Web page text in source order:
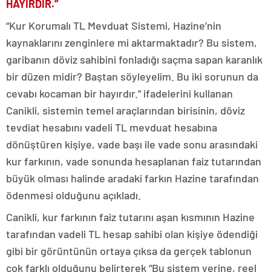
HAYIRDIR.”
“Kur Korumalı TL Mevduat Sistemi, Hazine’nin
kaynaklarını zenginlere mi aktarmaktadır? Bu sistem,
garibanın döviz sahibini fonladığı saçma sapan karanlık
bir düzen midir? Baştan söyleyelim. Bu iki sorunun da
cevabı kocaman bir hayırdır.” ifadelerini kullanan
Canikli, sistemin temel araçlarından birisinin, döviz
tevdiat hesabını vadeli TL mevduat hesabına
dönüştüren kişiye, vade başı ile vade sonu arasındaki
kur farkının, vade sonunda hesaplanan faiz tutarından
büyük olması halinde aradaki farkın Hazine tarafından
ödenmesi olduğunu açıkladı.
Canikli, kur farkının faiz tutarını aşan kısmının Hazine
tarafından vadeli TL hesap sahibi olan kişiye ödendiği
gibi bir görüntünün ortaya çıksa da gerçek tablonun
çok farklı olduğunu belirterek “Bu sistem yerine, reel